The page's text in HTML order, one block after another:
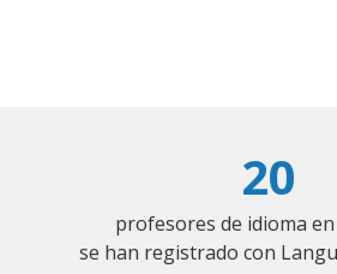
20
profesores de idioma
se han registrado con